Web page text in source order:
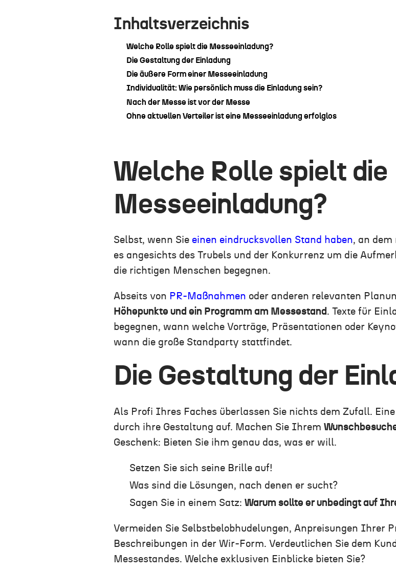
Inhaltsverzeichnis
Welche Rolle spielt die Messeeinladung?
Die Gestaltung der Einladung
Die äußere Form einer Messeeinladung
Individualität: Wie persönlich muss die Einladung sein?
Nach der Messe ist vor der Messe
Ohne aktuellen Verteiler ist eine Messeeinladung erfolglos
Welche Rolle spielt die
Messeeinladung?
Selbst, wenn Sie einen eindrucksvollen Stand haben, an
es angesichts des Trubels und der Konkurrenz um die
die richtigen Menschen begegnen.
Abseits von PR-Maßnahmen oder anderen relevanten
Höhepunkte und ein Programm am Messestand . Texte für
begegnen, wann welche Vorträge, Präsentationen oder
wann die große Standparty stattfindet.
Die Gestaltung der
Als Profi Ihres Faches überlassen Sie nichts dem Zufall.
durch ihre Gestaltung auf. Machen Sie Ihrem
Geschenk: Bieten Sie ihm genau das, was er will.
Setzen Sie sich seine Brille auf!
Was sind die Lösungen, nach denen er sucht?
Sagen Sie in einem Satz:Warum sollte er unbedingt auf
Vermeiden Sie Selbstbelobhudelungen, Anpreisungen Ihrer
Beschreibungen in der Wir-Form. Verdeutlichen Sie dem
Messestandes. Welche exklusiven Einblicke bieten Sie?